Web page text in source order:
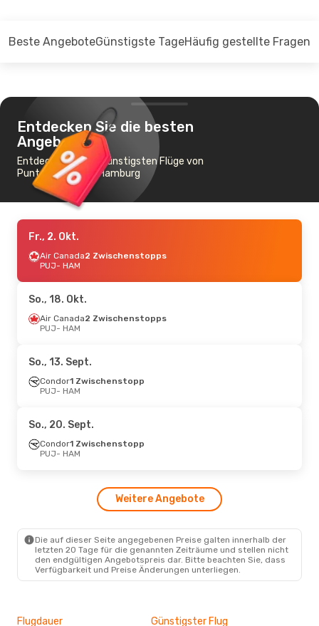
Beste AngeboteGünstigste TageHäufig gestellte Fragen
Entdecken Sie die besten
Angebote
Entdecken Sie die günstigsten Flüge von
Punta Cana nach Hamburg
Fr., 2. Okt.
Air Canada2 Zwischenstopps
PUJ- HAM
So., 18. Okt.
Air Canada2 Zwischenstopps
PUJ- HAM
So., 13. Sept.
Condor1 Zwischenstopp
PUJ- HAM
So., 20. Sept.
Condor1 Zwischenstopp
PUJ- HAM
Weitere Angebote
Die auf dieser Seite angegebenen Preise galten innerhalb der
letzten 20 Tage für die genannten Zeiträume und stellen nicht
den endgültigen Angebotspreis dar. Bitte beachten Sie, dass
Verfügbarkeit und Preise Änderungen unterliegen.
Flugdauer Günstigster Flug